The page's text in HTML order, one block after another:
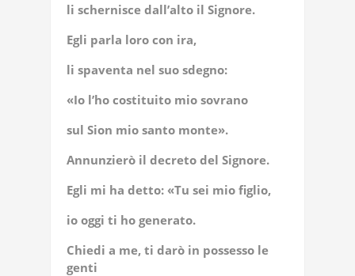
li schernisce dall’alto il Signore.
Egli parla loro con ira,
li spaventa nel suo sdegno:
«Io l’ho costituito mio sovrano
sul Sion mio santo monte».
Annunzierò il decreto del Signore.
Egli mi ha detto: «Tu sei mio figlio,
io oggi ti ho generato.
Chiedi a me, ti darò in possesso le
genti